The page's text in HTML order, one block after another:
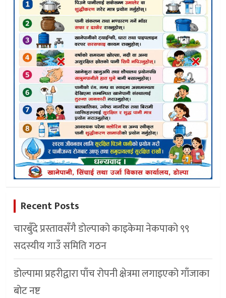
Recent Posts
चारबुँदे प्रस्तावसँगै डाेल्पाकाे काइकेमा नेकपाकाे ९९
सदस्यीय गाउँ समिति गठन
डोल्पामा प्रहरीद्वारा पाँच रोपनी क्षेत्रमा लगाइएको गाँजाका
बोट नष्ट